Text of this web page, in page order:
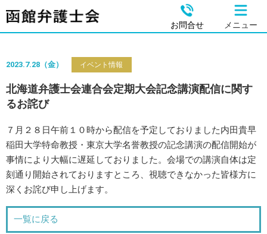
お問合せ メニュー
2023.7.28（金） イベント情報
北海道弁護士会連合会定期大会記念講演配信に関す
るお詫び
７月２８日午前１０時から配信を予定しておりました内田貴早
稲田大学特命教授・東京大学名誉教授の記念講演の配信開始が
事情により大幅に遅延しておりました。会場での講演自体は定
刻通り開始されておりますところ、視聴できなかった皆様方に
深くお詫び申し上げます。
一覧に戻る